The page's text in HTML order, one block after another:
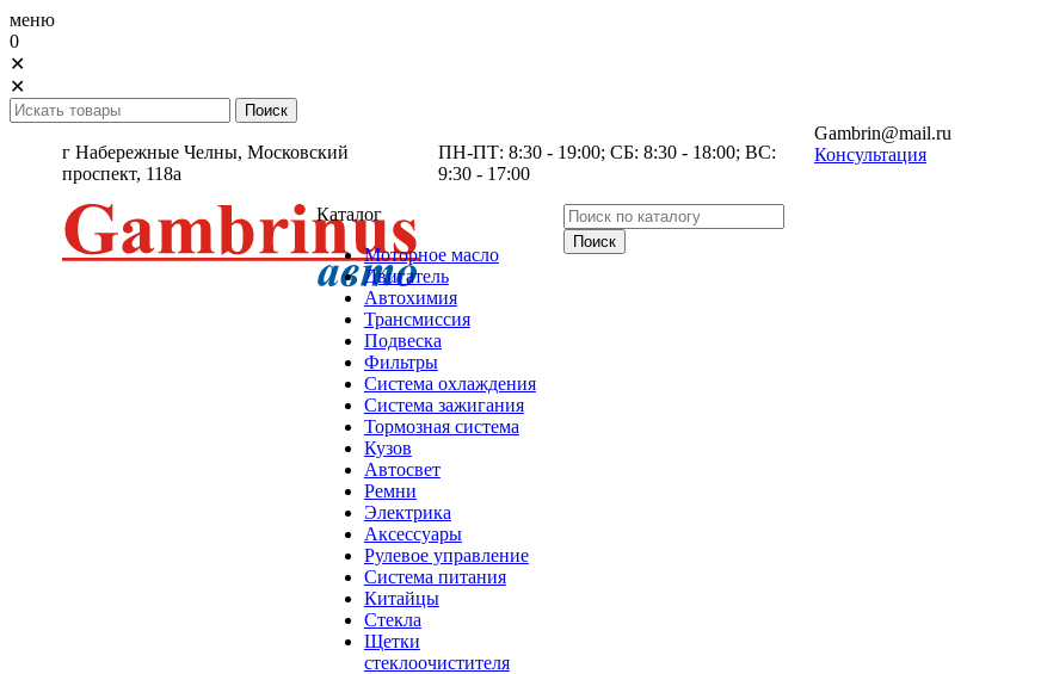
меню
0
✕
✕
г Набережные Челны, Московский
проспект, 118а
ПН-ПТ: 8:30 - 19:00; СБ: 8:30 - 18:00; ВС:
9:30 - 17:00
Gambrin@mail.ru
Консультация
Каталог
Моторное масло
Двигатель
Автохимия
Трансмиссия
Подвеска
Фильтры
Система охлаждения
Система зажигания
Тормозная система
Кузов
Автосвет
Ремни
Электрика
Аксессуары
Рулевое управление
Система питания
Китайцы
Стекла
Щетки
стеклоочистителя